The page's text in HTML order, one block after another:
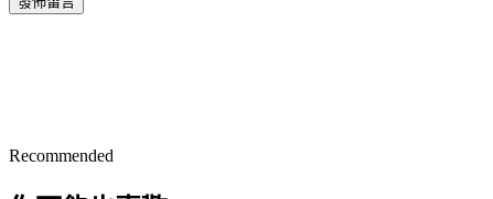
Recommended